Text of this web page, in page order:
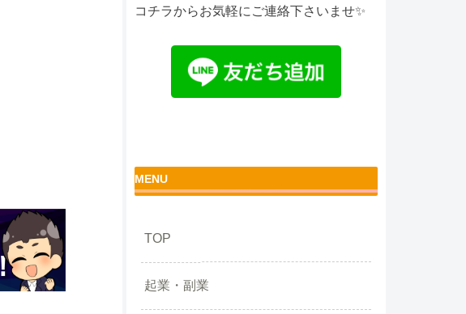
コチラからお気軽にご連絡下さいませ✨
MENU
TOP
起業・副業